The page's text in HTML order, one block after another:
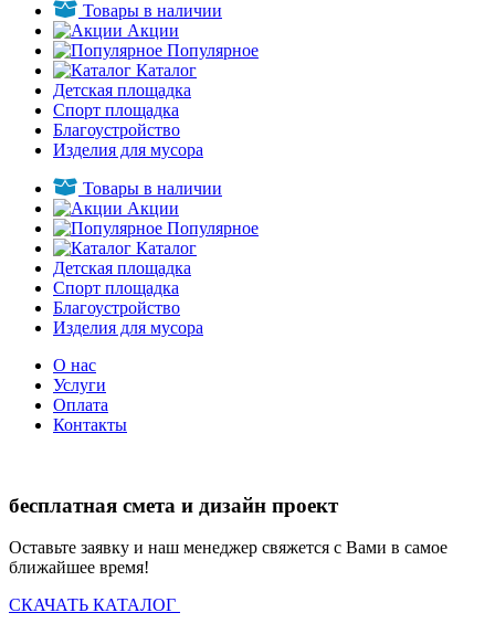
Товары в наличии
Акции
Популярное
Каталог
Детская площадка
Спорт площадка
Благоустройство
Изделия для мусора
Товары в наличии
Акции
Популярное
Каталог
Детская площадка
Спорт площадка
Благоустройство
Изделия для мусора
О нас
Услуги
Оплата
Контакты
бесплатная смета и дизайн проект
Оставьте заявку и наш менеджер свяжется с Вами в самое
ближайшее время!
СКАЧАТЬ КАТАЛОГ